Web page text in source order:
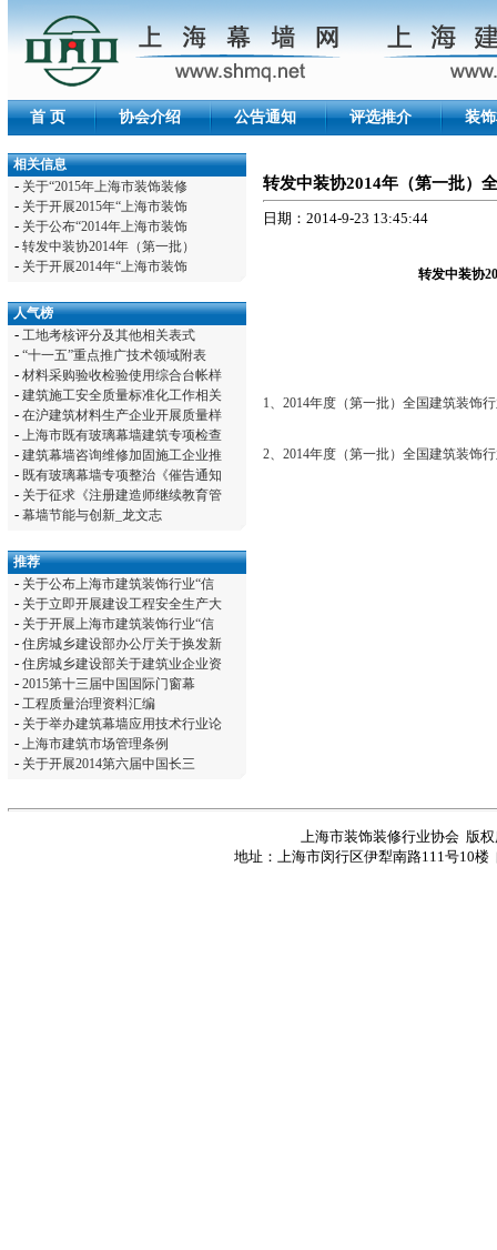
首 页 协会介绍 公告通知 评选推介 装
相关信息
- 关于“2015年上海市装饰装修
- 关于开展2015年“上海市装饰
- 关于公布“2014年上海市装饰
- 转发中装协2014年（第一批）
- 关于开展2014年“上海市装饰
人气榜
- 工地考核评分及其他相关表式
- “十一五”重点推广技术领域附表
- 材料采购验收检验使用综合台帐样
- 建筑施工安全质量标准化工作相关
- 在沪建筑材料生产企业开展质量样
- 上海市既有玻璃幕墙建筑专项检查
- 建筑幕墙咨询维修加固施工企业推
- 既有玻璃幕墙专项整治《催告通知
- 关于征求《注册建造师继续教育管
- 幕墙节能与创新_龙文志
推荐
- 关于公布上海市建筑装饰行业“信
- 关于立即开展建设工程安全生产大
- 关于开展上海市建筑装饰行业“信
- 住房城乡建设部办公厅关于换发新
- 住房城乡建设部关于建筑业企业资
- 2015第十三届中国国际门窗幕
- 工程质量治理资料汇编
- 关于举办建筑幕墙应用技术行业论
- 上海市建筑市场管理条例
- 关于开展2014第六届中国长三
转发中装协2014年（第一批）
日期：2014-9-23 13:45:44
转发中装协
1、2014年度（第一批）全国建筑装饰
2、2014年度（第一批）全国建筑装饰
上海市装饰装修行业协会 版
地址：上海市闵行区伊犁南路111号10